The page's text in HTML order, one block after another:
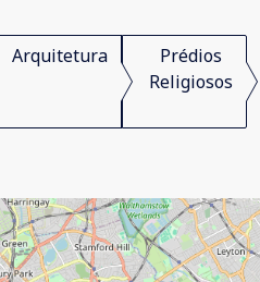
Arquitetura
Prédios
Religiosos